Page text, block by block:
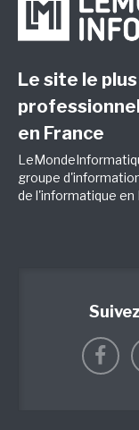
Le site le
en France
groupe
de l'informatique en